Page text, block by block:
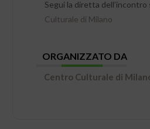
Segui la diretta dell’incontro
Culturale di Milano
ORGANIZZATO DA
Centro Culturale di